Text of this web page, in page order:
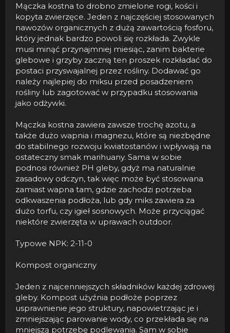
Mączka kostna to drobno zmielone rogi, kości i
kopyta zwierzęce. Jeden z najczęściej stosowanych
nawozów organicznych z dużą zawartością fosforu,
który jednak bardzo powoli się rozkłada. Zwykle
musi minąć przynajmniej miesiąc, zanim bakterie
glebowe i grzyby zaczną ten proszek rozkładać do
postaci przyswajalnej przez rośliny. Dodawać go
należy najlepiej do miksu przed posadzeniem
rośliny lub zagotować w przypadku stosowania
jako odżywki.
Mączka kostna zawiera zawsze trochę azotu, a
także dużo wapnia i magnezu, które są niezbędne
do stabilnego rozwoju kwiatostanów i wpływają na
ostateczny smak marihuany. Sama w sobie
podnosi również PH gleby, gdyż ma naturalnie
zasadowy odczyn, tak więc może być stosowana
zamiast wapna tam, gdzie zachodzi potrzeba
odkwaszenia podłoża, lub gdy miks zawiera za
dużo torfu, czy igieł sosnowych. Może przyciągać
niektóre zwierzęta w uprawach outdoor.
Typowe NPK: 2-11-0
Kompost organiczny
Jeden z najcenniejszych składników każdej zdrowej
gleby. Kompost użyźnia podłoże poprzez
usprawnienie jego struktury, napowietrzając je i
zmniejszając parowanie wody, co przekłada się na
mniejszą potrzebę podlewania. Sam w sobie